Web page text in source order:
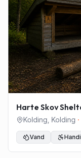
Harte Skov
Kolding Kolding ·
Vand